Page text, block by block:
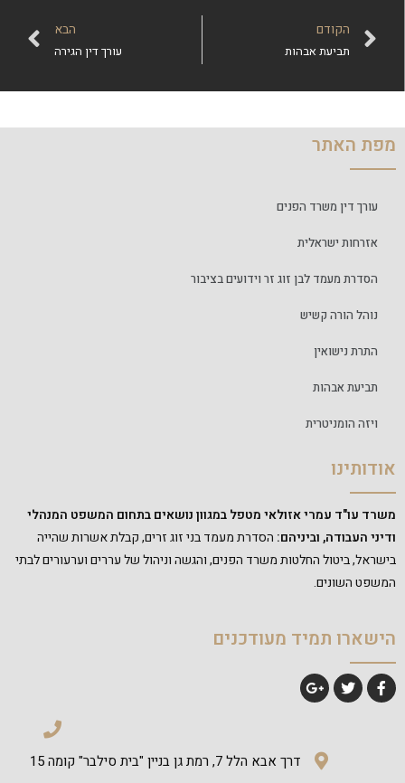
הקודם
תביעת אבהות
הבא
עורך דין הגירה
מפת האתר
עורך דין משרד הפנים
אזרחות ישראלית
הסדרת מעמד לבן זוג זר וידועים בציבור
נוהל הורה קשיש
התרת נישואין
תביעת אבהות
ויזה הומניטרית
אודותינו
משרד עו"ד עמרי אזולאי מטפל במגוון נושאים בתחום המשפט המנהלי
ודיני העבודה, וביניהם: הסדרת מעמד בני זוג זרים, קבלת אשרות שהייה
בישראל, ביטול החלטות משרד הפנים, והגשה וניהול של עררים וערעורים לבתי
המשפט השונים.
הישארו תמיד מעודכנים
דרך אבא הלל 7, רמת גן בניין "בית סילבר" קומה 15